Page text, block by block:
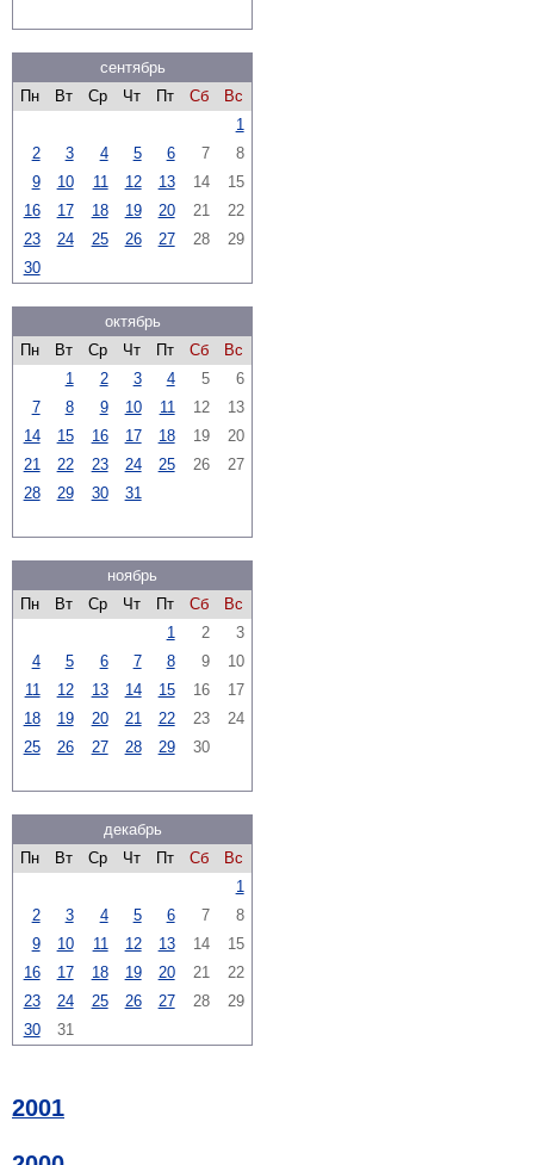
сентябрь
Пн
Вт Ср Чт Пт Сб
Вс
1
2
3 4 5 6 7
8
9
10 11 12 13 14
15
16
17 18 19 20 21
22
23
24 25 26 27 28
29
30
октябрь
Пн
Вт Ср Чт Пт Сб
Вс
1
2 3 4 5
6
7
8 9 10 11 12
13
14
15 16 17 18 19
20
21
22 23 24 25 26
27
28
29 30 31
ноябрь
Пн
Вт Ср Чт Пт Сб
Вс
1
2
3
4
5 6 7 8 9
10
11
12 13 14 15 16
17
18
19 20 21 22 23
24
25
26 27 28 29 30
декабрь
Пн
Вт Ср Чт Пт Сб
Вс
1
2
3 4 5 6 7
8
9
10 11 12 13 14
15
16
17 18 19 20 21
22
23
24 25 26 27 28
29
30
31
2001